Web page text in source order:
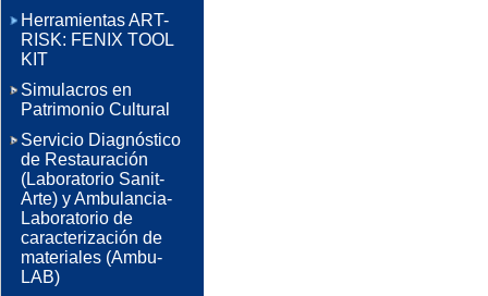
Herramientas ART-
RISK: FENIX TOOL
KIT
Simulacros en
Patrimonio Cultural
Servicio Diagnóstico
de Restauración
(Laboratorio Sanit-
Arte) y Ambulancia-
Laboratorio de
caracterización de
materiales (Ambu-
LAB)